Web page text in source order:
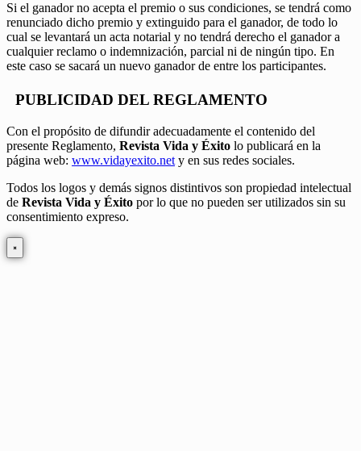
Si el ganador no acepta el premio o sus condiciones, se tendrá como
renunciado dicho premio y extinguido para el ganador, de todo lo
cual se levantará un acta notarial y no tendrá derecho el ganador a
cualquier reclamo o indemnización, parcial ni de ningún tipo. En
este caso se sacará un nuevo ganador de entre los participantes.
PUBLICIDAD DEL REGLAMENTO
Con el propósito de difundir adecuadamente el contenido del
presente Reglamento, Revista Vida y Éxito lo publicará en la
página web: www.vidayexito.net y en sus redes sociales.
Todos los logos y demás signos distintivos son propiedad intelectual
de Revista Vida y Éxito por lo que no pueden ser utilizados sin su
consentimiento expreso.
×